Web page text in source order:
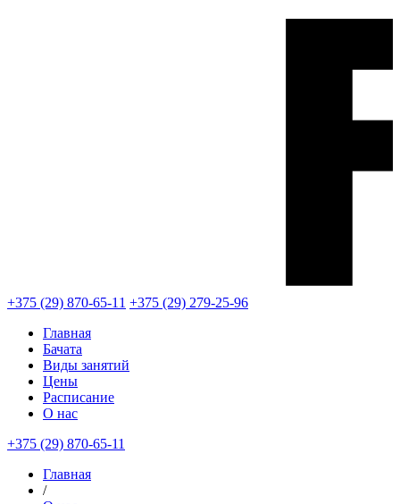
+375 (29) 870-65-11 +375 (29) 279-25-96
Главная
Бачата
Виды занятий
Цены
Расписание
О нас
+375 (29) 870-65-11
Главная
/